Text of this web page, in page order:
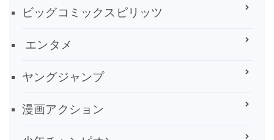
ビッグコミックスピリッツ
エンタメ
ヤングジャンプ
漫画アクション